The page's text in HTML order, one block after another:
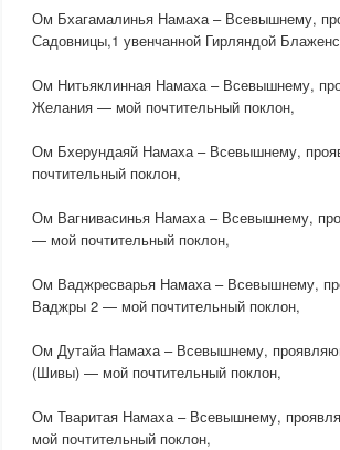
Ом Бхагамалинья Намаха – Всевышнему,
Садовницы,1 увенчанной Гирляндой
Ом Нитьяклинная Намаха – Всевышнему,
Желания — мой почтительный поклон,
Ом Бхерундаяй Намаха – Всевышнему,
почтительный поклон,
Ом Вагнивасинья Намаха – Всевышнему,
— мой почтительный поклон,
Ом Ваджресварья Намаха – Всевышнему,
Ваджры 2 — мой почтительный поклон,
Ом Дутайа Намаха – Всевышнему,
(Шивы) — мой почтительный поклон,
Ом Тваритая Намаха – Всевышнему,
мой почтительный поклон,